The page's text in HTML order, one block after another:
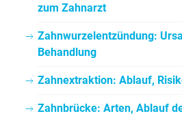
zum Zahnarzt
Zahnwurzelentzündung:
Behandlung
Zahnextraktion: Ablauf,
Zahnbrücke: Arten, Ablauf